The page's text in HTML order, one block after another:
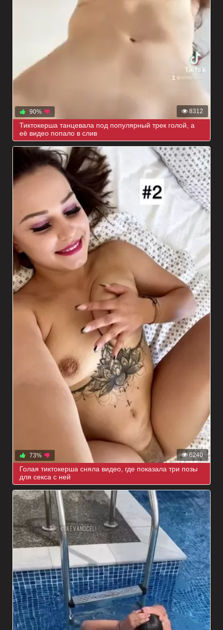
8312
90%
Тиктокерша танцевала под популярный трек голой, а
её видео попало в слив
6240
73%
Голая тиктокерша сняла видео, где показала три позы
для секса с ней